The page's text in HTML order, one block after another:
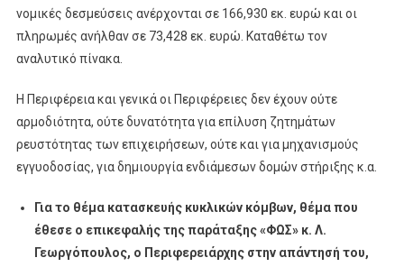
νομικές δεσμεύσεις ανέρχονται σε 166,930 εκ. ευρώ και οι
πληρωμές ανήλθαν σε 73,428 εκ. ευρώ. Καταθέτω τον
αναλυτικό πίνακα.
Η Περιφέρεια και γενικά οι Περιφέρειες δεν έχουν ούτε
αρμοδιότητα, ούτε δυνατότητα για επίλυση ζητημάτων
ρευστότητας των επιχειρήσεων, ούτε και για μηχανισμούς
εγγυοδοσίας, για δημιουργία ενδιάμεσων δομών στήριξης κ.α.
Για το θέμα κατασκευής κυκλικών κόμβων, θέμα που
έθεσε ο επικεφαλής της παράταξης «ΦΩΣ» κ. Λ.
Γεωργόπουλος, ο Περιφερειάρχης στην απάντησή του,